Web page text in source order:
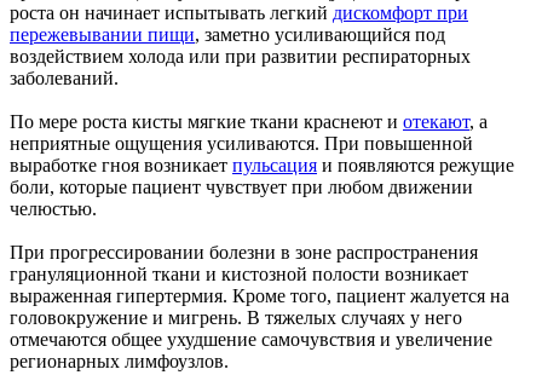
роста он начинает испытывать легкий дискомфорт при
пережевывании пищи, заметно усиливающийся под
воздействием холода или при развитии респираторных
заболеваний.
По мере роста кисты мягкие ткани краснеют и отекают, а
неприятные ощущения усиливаются. При повышенной
выработке гноя возникает пульсация и появляются режущие
боли, которые пациент чувствует при любом движении
челюстью.
При прогрессировании болезни в зоне распространения
грануляционной ткани и кистозной полости возникает
выраженная гипертермия. Кроме того, пациент жалуется на
головокружение и мигрень. В тяжелых случаях у него
отмечаются общее ухудшение самочувствия и увеличение
регионарных лимфоузлов.